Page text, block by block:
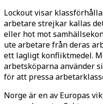
Lockout visar
arbetare strejkar kallas
eller hot mot
ute arbetare från deras
ett lagligt konfliktmedel.
arbetsköparna använder
för att pressa
Norge är en av Europas